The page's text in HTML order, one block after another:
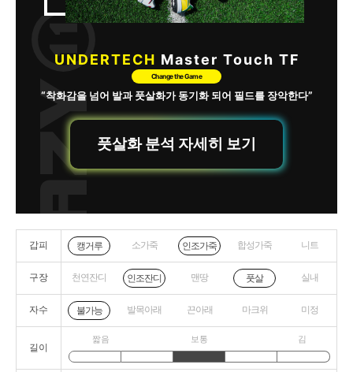
UNDERTECH Master Touch TF
Change the Game
“착화감을 넘어 발과 풋살화가 동기화 되어 필드를 장악한다”
풋살화 분석 자세히 보기
갑피 캥거루 소가죽 인조가죽 합성가죽 니트
구장 천연잔디 인조잔디 맨땅 풋살 실내
자수 불가능 발목아래 끈아래 마크위 미정
길이
짧음 보통 김